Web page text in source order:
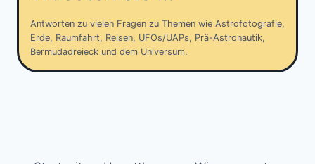
Antworten zu vielen Fragen zu Themen wie Astrofotografie,
Erde, Raumfahrt, Reisen, UFOs/UAPs, Prä-Astronautik,
Bermudadreieck und dem Universum.